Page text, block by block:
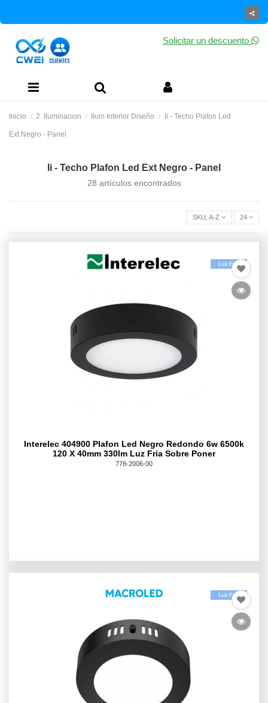
Solicitar un descuento
Inicio 2. Iluminacion Ilum Interior Diseño Ii - Techo Plafon Led
Ext Negro - Panel
Ii - Techo Plafon Led Ext Negro - Panel
28 artículos encontrados
SKU, A-Z
Interelec 404900 Plafon Led Negro Redondo 6w 6500k
120 X 40mm 330lm Luz Fria Sobre Poner
778-2006-00